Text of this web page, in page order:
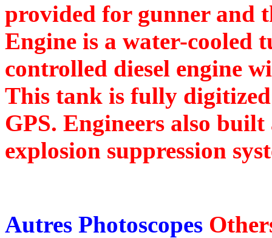
provided for gunner and
Engine is a water-cooled
controlled diesel engine
This tank is fully
GPS. Engineers also
explosion suppression
Autres Photoscopes